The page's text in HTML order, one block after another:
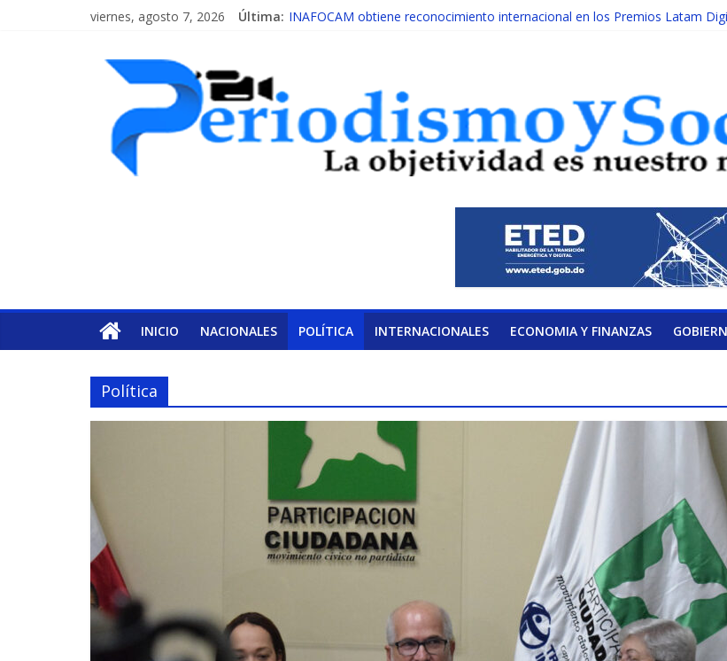
viernes, agosto 7, 2026 Última: INAFOCAM obtiene reconocimiento internacional en los Premios Latam
MESCyT presenta calendario de Consulta Nacional por la Educación
INICIO NACIONALES POLÍTICA INTERNACIONALES ECONOMIA Y FINANZAS
Política